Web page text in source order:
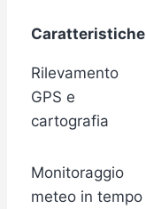
Caratteristiche
Rilevamento
GPS e
cartografia
Monitoraggio
meteo in tempo